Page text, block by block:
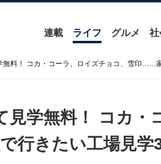
連載 ライフ グルメ 社
無料！ コカ・コーラ、ロイズチョコ、雪印……
見学無料！ コカ・
行きたい工場見学